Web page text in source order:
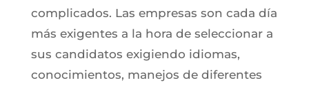
complicados. Las empresas son cada día
más exigentes a la hora de seleccionar a
sus candidatos exigiendo idiomas,
conocimientos, manejos de diferentes